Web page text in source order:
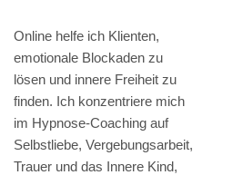
Online helfe ich Klienten,
emotionale Blockaden zu
lösen und innere Freiheit zu
finden. Ich konzentriere mich
im Hypnose-Coaching auf
Selbstliebe, Vergebungsarbeit,
Trauer und das Innere Kind,